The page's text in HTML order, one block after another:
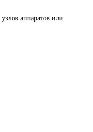
аппаратов или